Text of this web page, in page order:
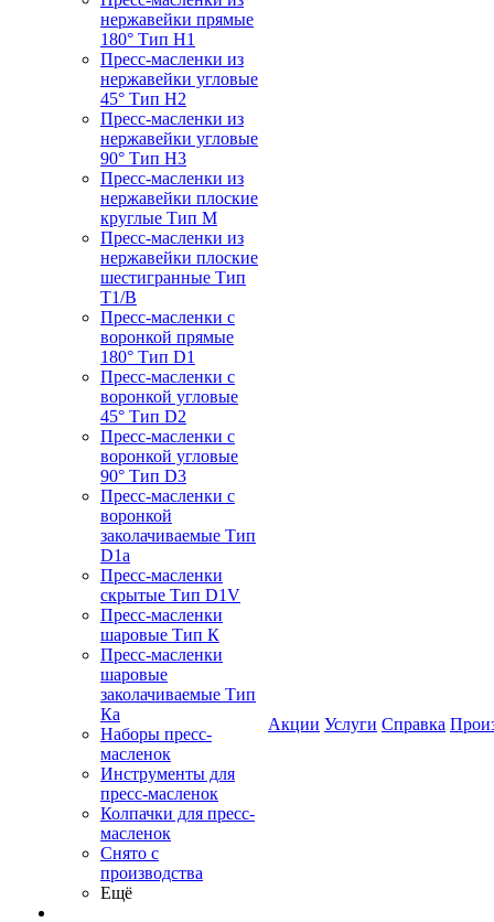
нержавейки прямые
180° Тип H1
Пресс-масленки из
нержавейки угловые
45° Тип H2
Пресс-масленки из
нержавейки угловые
90° Тип H3
Пресс-масленки из
нержавейки плоские
круглые Тип M
Пресс-масленки из
нержавейки плоские
шестигранные Тип
T1/B
Пресс-масленки с
воронкой прямые
180° Тип D1
Пресс-масленки с
воронкой угловые
45° Тип D2
Пресс-масленки с
воронкой угловые
90° Тип D3
Пресс-масленки с
воронкой
заколачиваемые Тип
D1a
Пресс-масленки
скрытые Тип D1V
Пресс-масленки
шаровые Тип К
Пресс-масленки
шаровые
заколачиваемые Тип
Кa
Наборы пресс-
масленок
Инструменты для
пресс-масленок
Колпачки для пресс-
масленок
Снято с
производства
Ещё
Акции Услуги Справка